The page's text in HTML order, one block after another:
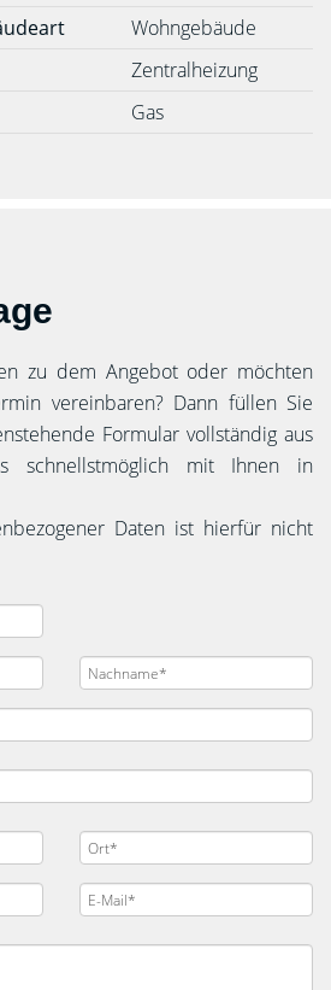
Wohngebäude
Zentralheizung
Gas
zu dem Angebot oder möchten
vereinbaren? Dann füllen Sie
Formular vollständig aus
schnellstmöglich mit Ihnen in
Daten ist hierfür nicht